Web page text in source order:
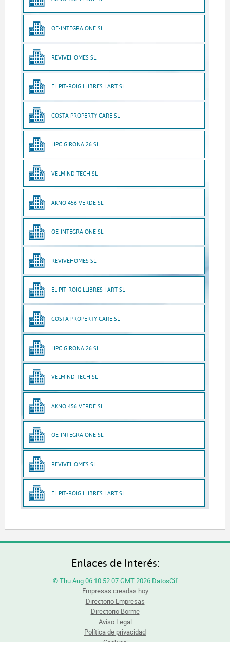
OE-INTEGRA ONE SL
REVIVEHOMES SL
EL PIT-ROIG LLIBRES I ART SL
COSTA PROPERTY CARE SL
HPC GIRONA 26 SL
VELMIND TECH SL
AKNO 456 VERDE SL
OE-INTEGRA ONE SL
REVIVEHOMES SL
EL PIT-ROIG LLIBRES I ART SL
COSTA PROPERTY CARE SL
HPC GIRONA 26 SL
VELMIND TECH SL
AKNO 456 VERDE SL
OE-INTEGRA ONE SL
REVIVEHOMES SL
EL PIT-ROIG LLIBRES I ART SL
Enlaces de Interés:
© Thu Aug 06 10:52:07 GMT 2026 DatosCif
Empresas creadas hoy
Directorio Empresas
Directorio Borme
Aviso Legal
Política de privacidad
Cookies